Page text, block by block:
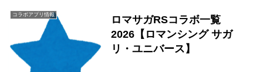
コラボアプリ情報
ロマサガRSコラボ一覧
2026【ロマンシング サガ
リ・ユニバース】